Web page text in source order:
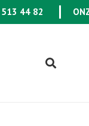
44 82